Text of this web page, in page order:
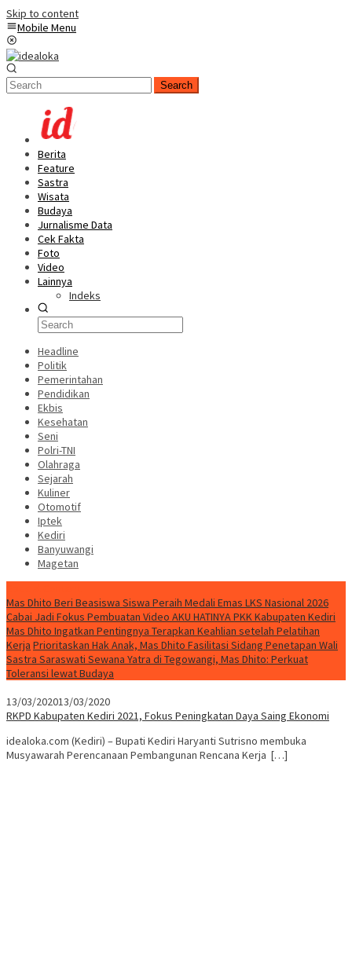
Skip to content
Mobile Menu
Search
Berita
Feature
Sastra
Wisata
Budaya
Jurnalisme Data
Cek Fakta
Foto
Video
Lainnya
Indeks
Headline
Politik
Pemerintahan
Pendidikan
Ekbis
Kesehatan
Seni
Polri-TNI
Olahraga
Sejarah
Kuliner
Otomotif
Iptek
Kediri
Banyuwangi
Magetan
Mas Dhito Beri Beasiswa Siswa Peraih Medali Emas LKS Nasional 2026
Cabai Jadi Fokus Pembuatan Video AKU HATINYA PKK Kabupaten Kediri
Mas Dhito Ingatkan Pentingnya Terapkan Keahlian setelah Pelatihan
Kerja Prioritaskan Hak Anak, Mas Dhito Fasilitasi Sidang Penetapan Wali
Sastra Saraswati Sewana Yatra di Tegowangi, Mas Dhito: Perkuat
Toleransi lewat Budaya
13/03/202013/03/2020
RKPD Kabupaten Kediri 2021, Fokus Peningkatan Daya Saing Ekonomi
idealoka.com (Kediri) – Bupati Kediri Haryanti Sutrisno membuka
Musyawarah Perencanaan Pembangunan Rencana Kerja […]